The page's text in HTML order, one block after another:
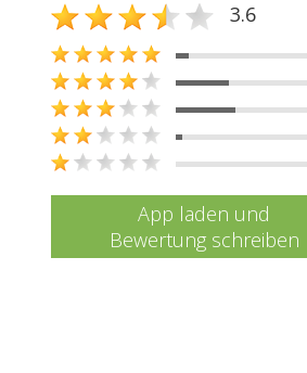
3.6
App laden und
Bewertung schreiben